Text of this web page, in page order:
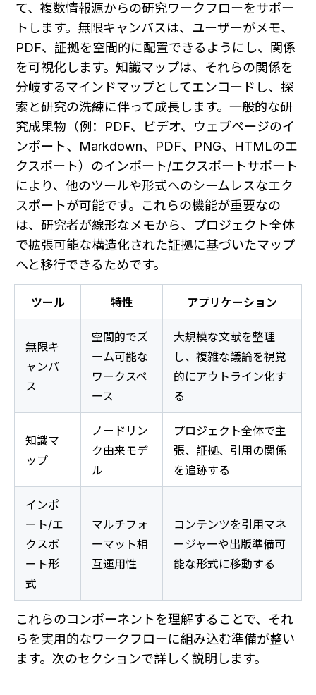
て、複数情報源からの研究ワークフローをサポー
トします。無限キャンバスは、ユーザーがメモ、
PDF、証拠を空間的に配置できるようにし、関係
を可視化します。知識マップは、それらの関係を
分岐するマインドマップとしてエンコードし、探
索と研究の洗練に伴って成長します。一般的な研
究成果物（例：PDF、ビデオ、ウェブページのイ
ンポート、Markdown、PDF、PNG、HTMLのエ
クスポート）のインポート/エクスポートサポート
により、他のツールや形式へのシームレスなエク
スポートが可能です。これらの機能が重要なの
は、研究者が線形なメモから、プロジェクト全体
で拡張可能な構造化された証拠に基づいたマップ
へと移行できるためです。
ツール 特性 アプリケーション
無限キ
ャンバ
ス
空間的でズ
ーム可能な
ワークスペ
ース
大規模な文献を整理
し、複雑な議論を視覚
的にアウトライン化す
る
知識マ
ップ
ノードリン
ク由来モデ
ル
プロジェクト全体で主
張、証拠、引用の関係
を追跡する
インポ
ート/エ
クスポ
ート形
式
マルチフォ
ーマット相
互運用性
コンテンツを引用マネ
ージャーや出版準備可
能な形式に移動する
これらのコンポーネントを理解することで、それ
らを実用的なワークフローに組み込む準備が整い
ます。次のセクションで詳しく説明します。